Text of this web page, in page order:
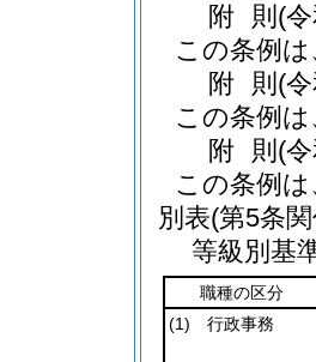
附 則 (
この条例
附 則 (
この条例
附 則 (
この条例
別表(第5条
等級別基
職種の区分
(1) 行政事務